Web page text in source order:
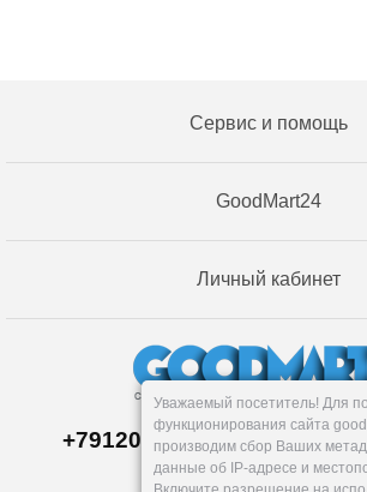
Сервис и помощь
GoodMart24
Личный кабинет
+79120359762,
Склад в Екатеринбург е
Пн-Пт: 10-19, Сб, Вс: вых.
Уважаемый посетитель! Для
функционирования сайта
производим сбор Ваших
данные об IP-адресе и